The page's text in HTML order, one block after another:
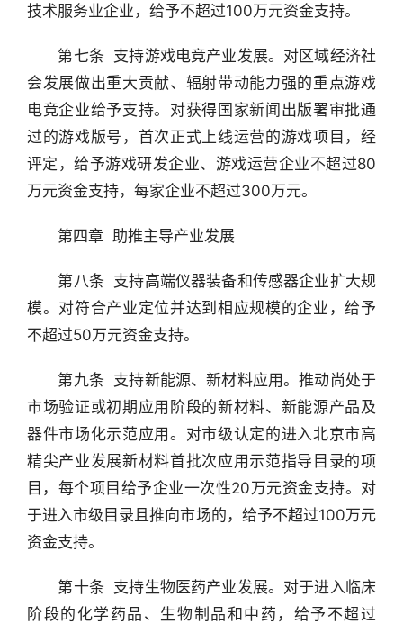
技术服务业企业，给予不超过100万元资金支持。
第七条  支持游戏电竞产业发展。对区域经济社
会发展做出重大贡献、辐射带动能力强的重点游戏
电竞企业给予支持。对获得国家新闻出版署审批通
过的游戏版号，首次正式上线运营的游戏项目，经
评定，给予游戏研发企业、游戏运营企业不超过80
万元资金支持，每家企业不超过300万元。
第四章  助推主导产业发展
第八条  支持高端仪器装备和传感器企业扩大规
模。对符合产业定位并达到相应规模的企业，给予
不超过50万元资金支持。
第九条  支持新能源、新材料应用。推动尚处于
市场验证或初期应用阶段的新材料、新能源产品及
器件市场化示范应用。对市级认定的进入北京市高
精尖产业发展新材料首批次应用示范指导目录的项
目，每个项目给予企业一次性20万元资金支持。对
于进入市级目录且推向市场的，给予不超过100万元
资金支持。
第十条  支持生物医药产业发展。对于进入临床
阶段的化学药品、生物制品和中药，给予不超过